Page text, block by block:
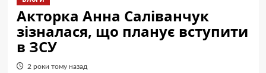
Акторка Анна Саліванчук
зізналася, що планує вступити
в ЗСУ
2 роки тому назад